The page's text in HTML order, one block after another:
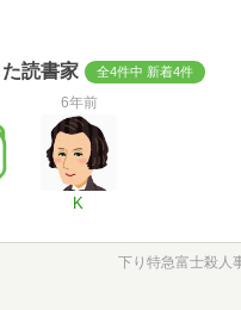
読書家 全4件中 新着4件
6年前
K
下り特急富士殺人